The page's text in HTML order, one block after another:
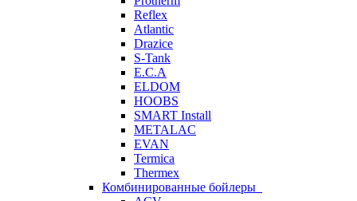
Reflex
Atlantic
Drazice
S-Tank
E.C.A
ELDOM
HOOBS
SMART Install
METALAC
EVAN
Termica
Thermex
Комбинированные бойлеры